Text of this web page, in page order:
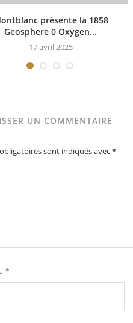
présente la 1858
Geosphere 0 Oxygen...
17 avril 2025
UN COMMENTAIRE
sont indiqués avec*
*